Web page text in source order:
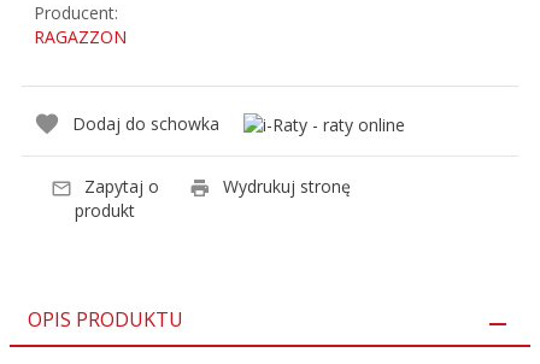
Producent:
RAGAZZON
Dodaj do schowka
Zapytaj o
produkt
Wydrukuj stronę
OPIS PRODUKTU